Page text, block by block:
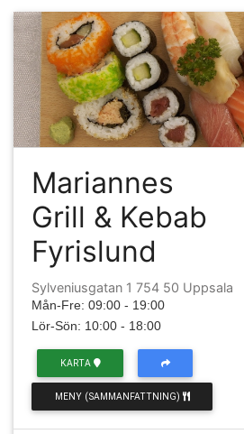
Mariannes
Grill & Kebab
Fyrislund
Sylveniusgatan 1 754 50 Uppsala
Mån-Fre: 09:00 - 19:00
Lör-Sön: 10:00 - 18:00
KARTA
MENY (SAMMANFATTNING)